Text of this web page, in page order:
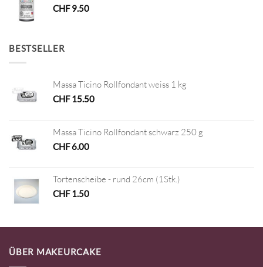
CHF9.50
BESTSELLER
Massa Ticino Rollfondant weiss 1 kg
CHF15.50
Massa Ticino Rollfondant schwarz 250 g
CHF6.00
Tortenscheibe - rund 26cm (1Stk.)
CHF1.50
ÜBER MAKEURCAKE